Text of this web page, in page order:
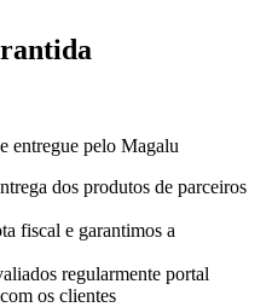
entregue pelo Magalu
dos produtos de parceiros
fiscal e garantimos a
regularmente portal
os clientes